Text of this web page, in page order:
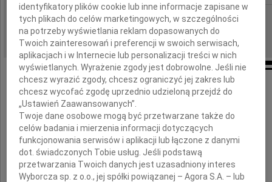
REGION: Warszawa
DATA EMISJI: 29.09.2009
zmarła w wieku 63 lat
moja najdroższa, najukochańsza Ciocia
identyfikatory plików cookie lub inne informacje zapisane w
tych plikach do celów marketingowych, w szczególności
na potrzeby wyświetlania reklam dopasowanych do
Twoich zainteresowań i preferencji w swoich serwisach,
aplikacjach i w Internecie lub personalizacji treści w nich
wyświetlanych. Wyrażenie zgody jest dobrowolne. Jeśli nie
chcesz wyrazić zgody, chcesz ograniczyć jej zakres lub
chcesz wycofać zgodę uprzednio udzieloną przejdź do
„Ustawień Zaawansowanych”.
Twoje dane osobowe mogą być przetwarzane także do
celów badania i mierzenia informacji dotyczących
funkcjonowania serwisów i aplikacji lub łączone z danymi
dot. świadczonych Tobie usług. Jeśli podstawą
przetwarzania Twoich danych jest uzasadniony interes
Wyborcza sp. z o.o., jej spółki powiązanej – Agora S.A. – lub